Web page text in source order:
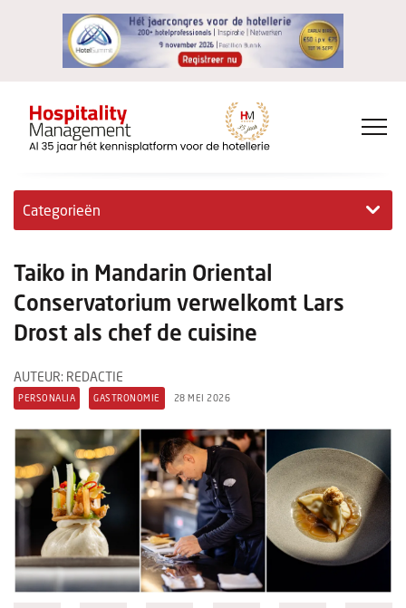
Categorieën
Hotelovernames
HM+
Jong & Ambitieus
Columns
Michelin
Nieuwe hotels
Personalia
HotelSummit
Taiko in Mandarin Oriental
Conservatorium verwelkomt Lars
Drost als chef de cuisine
AUTEUR: REDACTIE
PERSONALIA GASTRONOMIE 28 MEI 2026